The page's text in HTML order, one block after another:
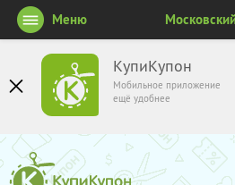
КупиКупон
Мобильное приложение
ещё удобнее
Меню